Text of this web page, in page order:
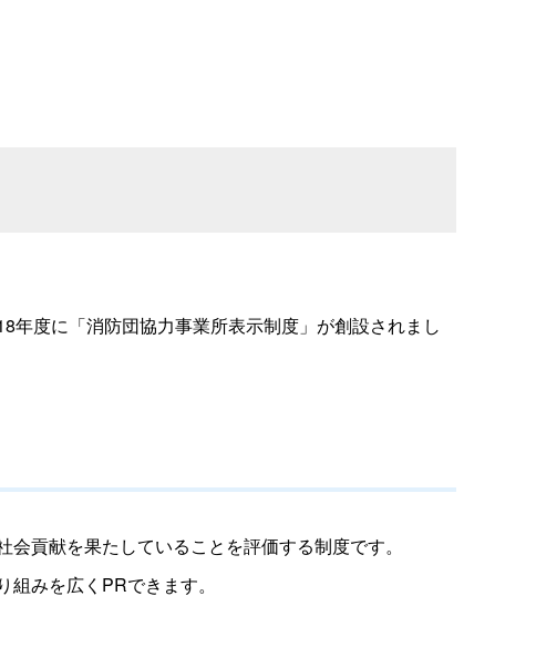
度に「消防団協力事業所表示制度」が創設されまし
貢献を果たしていることを評価する制度です。
みを広くPRできます。